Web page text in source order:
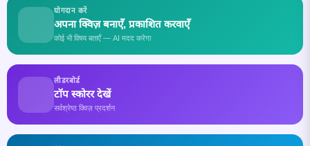
योगदान करें
अपना क्विज़ बनाएँ, प्रकाशित करवाएँ
कोई भी विषय बताएँ — AI मदद करेगा
लीडरबोर्ड
टॉप स्कोरर देखें
सर्वश्रेष्ठ क्विज़ प्रदर्शन